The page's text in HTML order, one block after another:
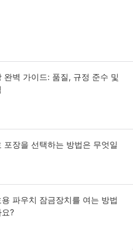
완벽 가이드: 품질, 규정 준수 및
포장을 선택하는 방법은 무엇일
파우치 잠금장치를 여는 방법
?